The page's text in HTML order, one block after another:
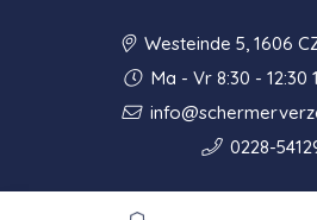
Westeinde 5, 1606
Ma - Vr 8:30 - 12:30
0228-